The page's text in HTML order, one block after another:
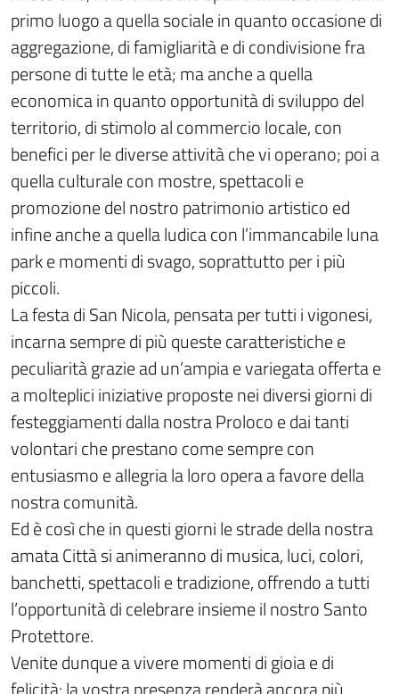
primo luogo a quella sociale in quanto occasione di
aggregazione, di famigliarità e di condivisione fra
persone di tutte le età; ma anche a quella
economica in quanto opportunità di sviluppo del
territorio, di stimolo al commercio locale, con
benefici per le diverse attività che vi operano; poi a
quella culturale con mostre, spettacoli e
promozione del nostro patrimonio artistico ed
infine anche a quella ludica con l’immancabile luna
park e momenti di svago, soprattutto per i più
piccoli.
La festa di San Nicola, pensata per tutti i vigonesi,
incarna sempre di più queste caratteristiche e
peculiarità grazie ad un’ampia e variegata offerta e
a molteplici iniziative proposte nei diversi giorni di
festeggiamenti dalla nostra Proloco e dai tanti
volontari che prestano come sempre con
entusiasmo e allegria la loro opera a favore della
nostra comunità.
Ed è così che in questi giorni le strade della nostra
amata Città si animeranno di musica, luci, colori,
banchetti, spettacoli e tradizione, offrendo a tutti
l’opportunità di celebrare insieme il nostro Santo
Protettore.
Venite dunque a vivere momenti di gioia e di